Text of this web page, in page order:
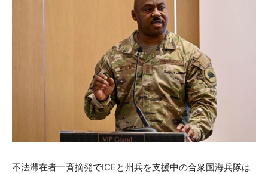
不法滞在者一斉摘発でICEと州兵を支援中の合衆国海兵隊は